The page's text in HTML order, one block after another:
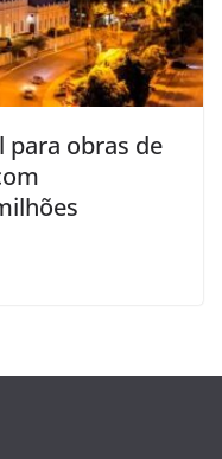
para obras de